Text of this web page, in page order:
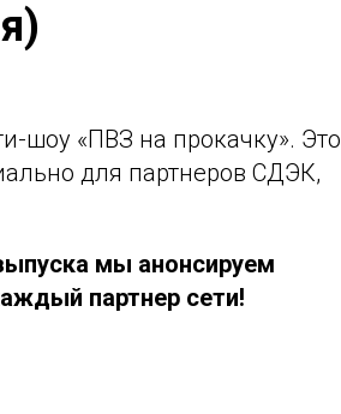
шоу «ПВЗ на прокачку». Это
для партнеров СДЭК,
мы анонсируем
партнер сети!